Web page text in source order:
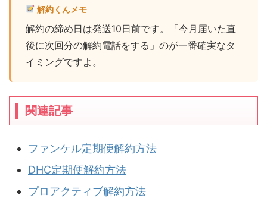
解約くんメモ
解約の締め日は発送10日前です。「今月届いた直
後に次回分の解約電話をする」のが一番確実なタ
イミングですよ。
関連記事
ファンケル定期便解約方法
DHC定期便解約方法
プロアクティブ解約方法